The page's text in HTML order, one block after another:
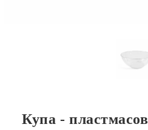
Купа -